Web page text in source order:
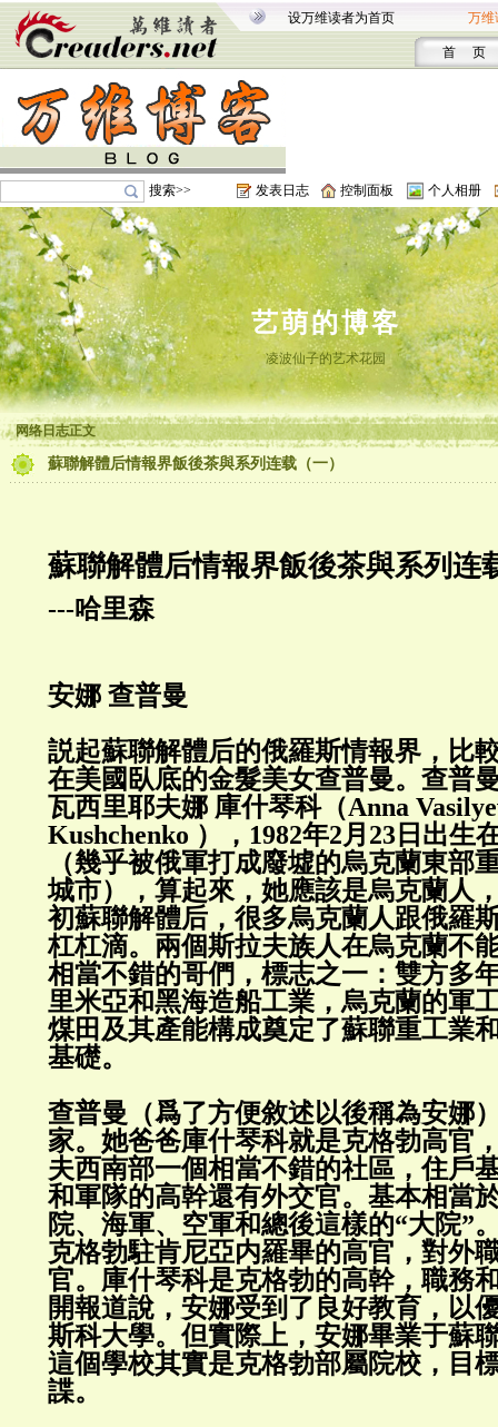
设万维读者为首页 万维
首 页
搜索>> 发表日志 控制面板 个人相册
艺萌的博客
凌波仙子的艺术花园
网络日志正文
蘇聯解體后情報界飯後茶與系列连载（一）
蘇聯解體后情報界飯後茶與系列连
---哈里森
安娜 查普曼
説起蘇聯解體后的俄羅斯情報界，比
在美國臥底的金髮美女查普曼。查普
瓦西里耶夫娜 庫什琴科（Anna
Kushchenko ），1982年2月23日出生
（幾乎被俄軍打成廢墟的烏克蘭東部
城市），算起來，她應該是烏克蘭人
初蘇聯解體后，很多烏克蘭人跟俄羅
杠杠滴。兩個斯拉夫族人在烏克蘭不
相當不錯的哥們，標志之一：雙方多
里米亞和黑海造船工業，烏克蘭的軍
煤田及其產能構成奠定了蘇聯重工業
基礎。
查普曼（爲了方便敘述以後稱為安娜
家。她爸爸庫什琴科就是克格勃高官
夫西南部一個相當不錯的社區，住戶
和軍隊的高幹還有外交官。基本相當
院、海軍、空軍和總後這樣的“大院”
克格勃駐肯尼亞内羅畢的高官，對外
官。庫什琴科是克格勃的高幹，職務
開報道說，安娜受到了良好教育，以
斯科大學。但實際上，安娜畢業于蘇
這個學校其實是克格勃部屬院校，目
諜。